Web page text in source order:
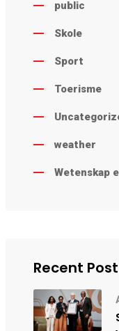
public
Skole
Sport
Toerisme
weather
Wetenskap
Recent Post